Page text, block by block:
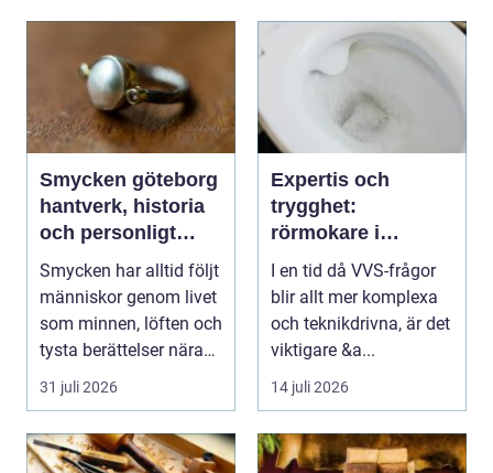
Smycken göteborg
hantverk, historia
och personligt
uttryck
Smycken har alltid följt
människor genom livet
som minnen, löften och
tysta berättelser nära
huden....
31 juli 2026
Expertis och
trygghet:
rörmokare i
jämtland
I en tid då VVS-frågor
blir allt mer komplexa
och teknikdrivna, är det
viktigare &a...
14 juli 2026